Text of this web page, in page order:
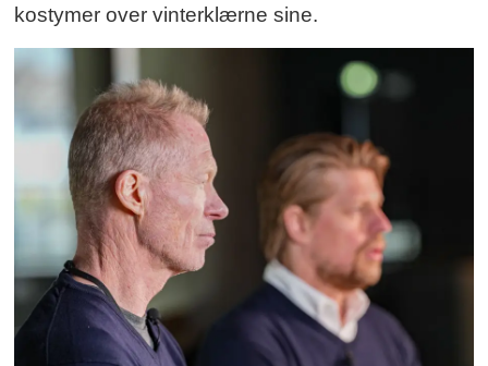
kostymer over vinterklærne sine.